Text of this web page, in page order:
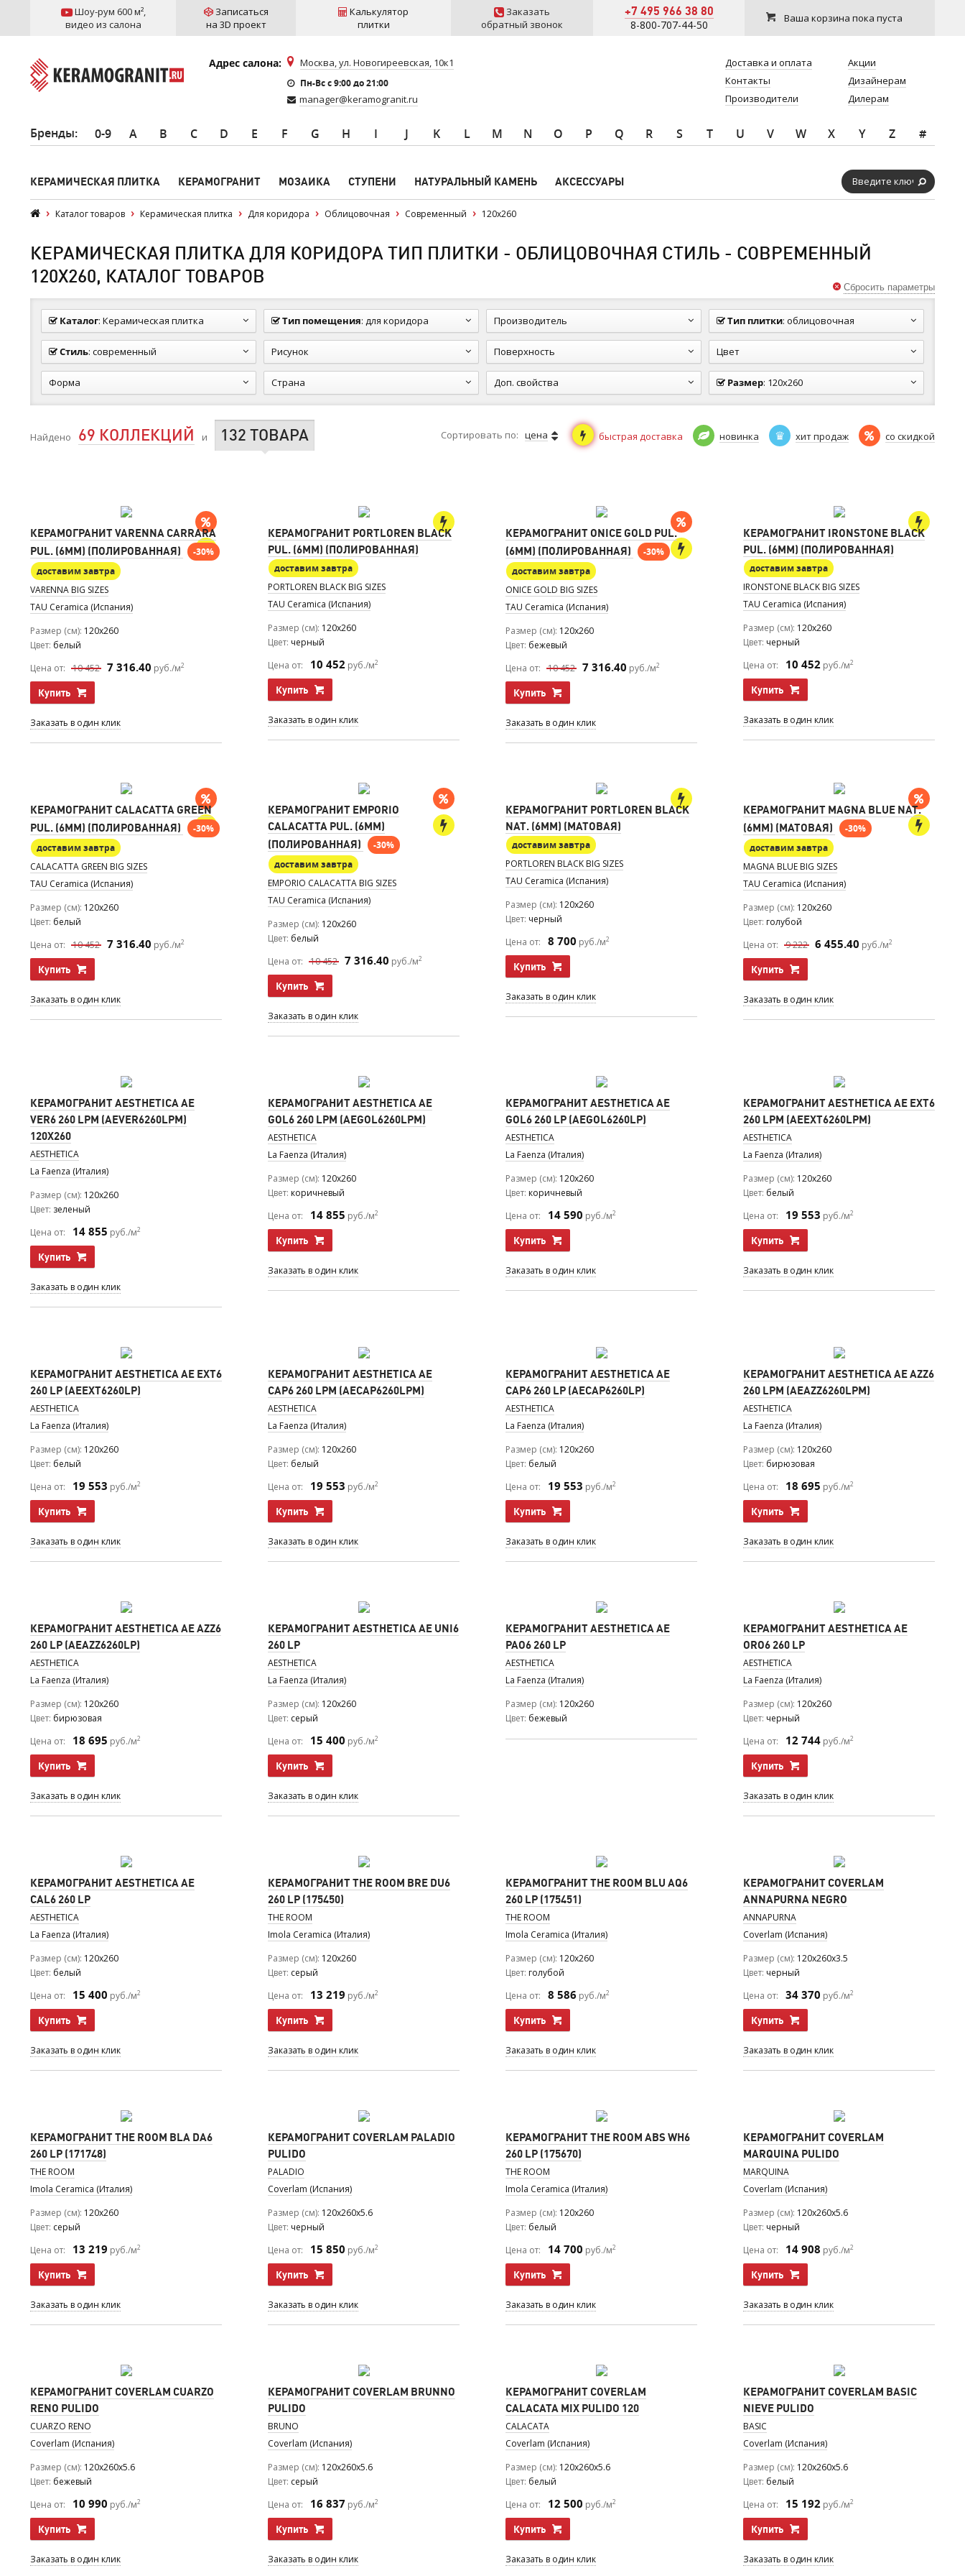
Шоу-рум 600 м²,
видео из салона
Записаться
на 3D проект
Калькулятор
плитки
Заказать
обратный звонок
+7 495 966 38 80
8-800-707-44-50 Ваша корзина пока пуста
Адрес салона: Москва, ул. Новогиреевская, 10к1
Пн-Вс c 9:00 до 21:00
manager@keramogranit.ru
Доставка и оплата
Контакты
Производители
Акции
Дизайнерам
Дилерам
Бренды: 0-9 A B C D E F G H I J K L M N O P Q R S T U V W X Y Z #
КЕРАМИЧЕСКАЯ ПЛИТКА КЕРАМОГРАНИТ МОЗАИКА СТУПЕНИ НАТУРАЛЬНЫЙ КАМЕНЬ АКСЕССУАРЫ
Каталог товаров Керамическая плитка Для коридора Облицовочная Современный 120x260
КЕРАМИЧЕСКАЯ ПЛИТКА ДЛЯ КОРИДОРА ТИП ПЛИТКИ - ОБЛИЦОВОЧНАЯ СТИЛЬ - СОВРЕМЕННЫЙ
120Х260, КАТАЛОГ ТОВАРОВ
Каталог: Керамическая плитка Тип помещения: для коридора Производитель Тип плитки: облицовочная
Стиль: современный Рисунок Поверхность Цвет
Форма Страна Доп. свойства Размер: 120x260
Сбросить параметры
Найдено 69 КОЛЛЕКЦИЙ и 132 ТОВАРА Сортировать по: цена быстрая доставка новинка хит продаж со скидкой
КЕРАМОГРАНИТ VARENNA CARRARA
PUL. (6MM) (ПОЛИРОВАННАЯ)
-30%
доставим завтра
VARENNA BIG SIZES
TAU Ceramica (Испания)
Размер (см) 120x260
Цвет белый
Цена от:
10 452 7 316.40 руб./м2
Купить
Заказать в один клик
КЕРАМОГРАНИТ PORTLOREN BLACK
PUL. (6MM) (ПОЛИРОВАННАЯ)
доставим завтра
PORTLOREN BLACK BIG SIZES
TAU Ceramica (Испания)
Размер (см) 120x260
Цвет черный
Цена от:
10 452 руб./м2
Купить
Заказать в один клик
КЕРАМОГРАНИТ ONICE GOLD PUL.
(6MM) (ПОЛИРОВАННАЯ)
-30%
доставим завтра
ONICE GOLD BIG SIZES
TAU Ceramica (Испания)
Размер (см) 120x260
Цвет бежевый
Цена от:
10 452 7 316.40 руб./м2
Купить
Заказать в один клик
КЕРАМОГРАНИТ IRONSTONE BLACK
PUL. (6MM) (ПОЛИРОВАННАЯ)
доставим завтра
IRONSTONE BLACK BIG SIZES
TAU Ceramica (Испания)
Размер (см) 120x260
Цвет черный
Цена от:
10 452 руб./м2
Купить
Заказать в один клик
КЕРАМОГРАНИТ CALACATTA GREEN
PUL. (6MM) (ПОЛИРОВАННАЯ)
-30%
доставим завтра
CALACATTA GREEN BIG SIZES
TAU Ceramica (Испания)
Размер (см) 120x260
Цвет белый
Цена от:
10 452 7 316.40 руб./м2
Купить
Заказать в один клик
КЕРАМОГРАНИТ EMPORIO
CALACATTA PUL. (6MM)
(ПОЛИРОВАННАЯ)
-30%
доставим завтра
EMPORIO CALACATTA BIG SIZES
TAU Ceramica (Испания)
Размер (см) 120x260
Цвет белый
Цена от:
10 452 7 316.40 руб./м2
Купить
Заказать в один клик
КЕРАМОГРАНИТ PORTLOREN BLACK
NAT. (6MM) (МАТОВАЯ)
доставим завтра
PORTLOREN BLACK BIG SIZES
TAU Ceramica (Испания)
Размер (см) 120x260
Цвет черный
Цена от:
8 700 руб./м2
Купить
Заказать в один клик
КЕРАМОГРАНИТ MAGNA BLUE NAT.
(6MM) (МАТОВАЯ)
-30%
доставим завтра
MAGNA BLUE BIG SIZES
TAU Ceramica (Испания)
Размер (см) 120x260
Цвет голубой
Цена от:
9 222 6 455.40 руб./м2
Купить
Заказать в один клик
КЕРАМОГРАНИТ AESTHETICA AE
VER6 260 LPM (AEVER6260LPM)
120Х260
AESTHETICA
La Faenza (Италия)
Размер (см) 120x260
Цвет зеленый
Цена от:
14 855 руб./м2
Купить
Заказать в один клик
КЕРАМОГРАНИТ AESTHETICA AE
GOL6 260 LPM (AEGOL6260LPM)
AESTHETICA
La Faenza (Италия)
Размер (см) 120x260
Цвет коричневый
Цена от:
14 855 руб./м2
Купить
Заказать в один клик
КЕРАМОГРАНИТ AESTHETICA AE
GOL6 260 LP (AEGOL6260LP)
AESTHETICA
La Faenza (Италия)
Размер (см) 120x260
Цвет коричневый
Цена от:
14 590 руб./м2
Купить
Заказать в один клик
КЕРАМОГРАНИТ AESTHETICA AE EXT6
260 LPM (AEEXT6260LPM)
AESTHETICA
La Faenza (Италия)
Размер (см) 120x260
Цвет белый
Цена от:
19 553 руб./м2
Купить
Заказать в один клик
КЕРАМОГРАНИТ AESTHETICA AE EXT6
260 LP (AEEXT6260LP)
AESTHETICA
La Faenza (Италия)
Размер (см) 120x260
Цвет белый
Цена от:
19 553 руб./м2
Купить
Заказать в один клик
КЕРАМОГРАНИТ AESTHETICA AE
CAP6 260 LPM (AECAP6260LPM)
AESTHETICA
La Faenza (Италия)
Размер (см) 120x260
Цвет белый
Цена от:
19 553 руб./м2
Купить
Заказать в один клик
КЕРАМОГРАНИТ AESTHETICA AE
CAP6 260 LP (AECAP6260LP)
AESTHETICA
La Faenza (Италия)
Размер (см) 120x260
Цвет белый
Цена от:
19 553 руб./м2
Купить
Заказать в один клик
КЕРАМОГРАНИТ AESTHETICA AE AZZ6
260 LPM (AEAZZ6260LPM)
AESTHETICA
La Faenza (Италия)
Размер (см) 120x260
Цвет бирюзовая
Цена от:
18 695 руб./м2
Купить
Заказать в один клик
КЕРАМОГРАНИТ AESTHETICA AE AZZ6
260 LP (AEAZZ6260LP)
AESTHETICA
La Faenza (Италия)
Размер (см) 120x260
Цвет бирюзовая
Цена от:
18 695 руб./м2
Купить
Заказать в один клик
КЕРАМОГРАНИТ AESTHETICA AE UNI6
260 LP
AESTHETICA
La Faenza (Италия)
Размер (см) 120x260
Цвет серый
Цена от:
15 400 руб./м2
Купить
Заказать в один клик
КЕРАМОГРАНИТ AESTHETICA AE
PAO6 260 LP
AESTHETICA
La Faenza (Италия)
Размер (см) 120x260
Цвет бежевый
КЕРАМОГРАНИТ AESTHETICA AE
ORO6 260 LP
AESTHETICA
La Faenza (Италия)
Размер (см) 120x260
Цвет черный
Цена от:
12 744 руб./м2
Купить
Заказать в один клик
КЕРАМОГРАНИТ AESTHETICA AE
CAL6 260 LP
AESTHETICA
La Faenza (Италия)
Размер (см) 120x260
Цвет белый
Цена от:
15 400 руб./м2
Купить
Заказать в один клик
КЕРАМОГРАНИТ THE ROOM BRE DU6
260 LP (175450)
THE ROOM
Imola Ceramica (Италия)
Размер (см) 120x260
Цвет серый
Цена от:
13 219 руб./м2
Купить
Заказать в один клик
КЕРАМОГРАНИТ THE ROOM BLU AQ6
260 LP (175451)
THE ROOM
Imola Ceramica (Италия)
Размер (см) 120x260
Цвет голубой
Цена от:
8 586 руб./м2
Купить
Заказать в один клик
КЕРАМОГРАНИТ COVERLAM
ANNAPURNA NEGRO
ANNAPURNA
Coverlam (Испания)
Размер (см) 120x260x3.5
Цвет черный
Цена от:
34 370 руб./м2
Купить
Заказать в один клик
КЕРАМОГРАНИТ THE ROOM BLA DA6
260 LP (171748)
THE ROOM
Imola Ceramica (Италия)
Размер (см) 120x260
Цвет серый
Цена от:
13 219 руб./м2
Купить
Заказать в один клик
КЕРАМОГРАНИТ COVERLAM PALADIO
PULIDO
PALADIO
Coverlam (Испания)
Размер (см) 120x260x5.6
Цвет черный
Цена от:
15 850 руб./м2
Купить
Заказать в один клик
КЕРАМОГРАНИТ THE ROOM ABS WH6
260 LP (175670)
THE ROOM
Imola Ceramica (Италия)
Размер (см) 120x260
Цвет белый
Цена от:
14 700 руб./м2
Купить
Заказать в один клик
КЕРАМОГРАНИТ COVERLAM
MARQUINA PULIDO
MARQUINA
Coverlam (Испания)
Размер (см) 120x260x5.6
Цвет черный
Цена от:
14 908 руб./м2
Купить
Заказать в один клик
КЕРАМОГРАНИТ COVERLAM CUARZO
RENO PULIDO
CUARZO RENO
Coverlam (Испания)
Размер (см) 120x260x5.6
Цвет бежевый
Цена от:
10 990 руб./м2
Купить
Заказать в один клик
КЕРАМОГРАНИТ COVERLAM BRUNNO
PULIDO
BRUNO
Coverlam (Испания)
Размер (см) 120x260x5.6
Цвет серый
Цена от:
16 837 руб./м2
Купить
Заказать в один клик
КЕРАМОГРАНИТ COVERLAM
CALACATA MIX PULIDO 120
CALACATA
Coverlam (Испания)
Размер (см) 120x260x5.6
Цвет белый
Цена от:
12 500 руб./м2
Купить
Заказать в один клик
КЕРАМОГРАНИТ COVERLAM BASIC
NIEVE PULIDO
BASIC
Coverlam (Испания)
Размер (см) 120x260x5.6
Цвет белый
Цена от:
15 192 руб./м2
Купить
Заказать в один клик